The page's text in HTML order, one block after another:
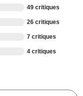
49 critiques
26 critiques
7 critiques
4 critiques